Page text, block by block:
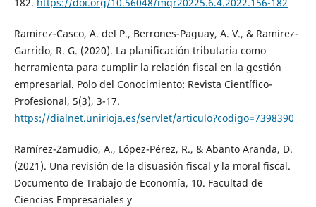
Ramírez-Casco, A. del P., Berrones-Paguay, A. V., & Ramírez-
Garrido, R. G. (2020). La planificación tributaria como
herramienta para cumplir la relación fiscal en la gestión
empresarial. Polo del Conocimiento: Revista Científico-
Profesional, 5(3), 3-17.
https://dialnet.unirioja.es/servlet/articulo?codigo=7398390
Ramírez-Zamudio, A., López-Pérez, R., & Abanto Aranda, D.
(2021). Una revisión de la disuasión fiscal y la moral fiscal.
Documento de Trabajo de Economía, 10. Facultad de
Ciencias Empresariales y